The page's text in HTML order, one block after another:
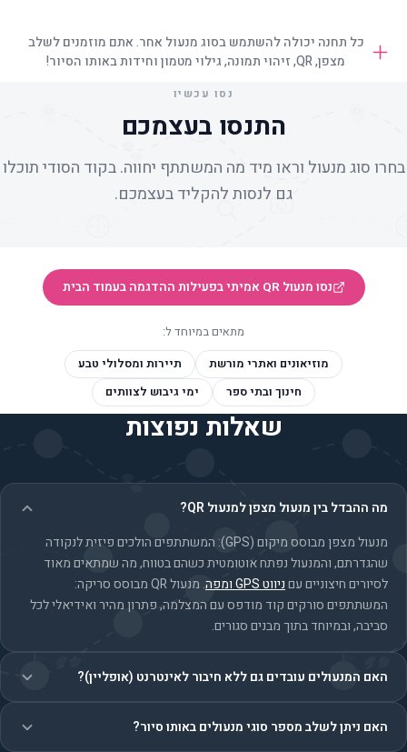
כל תחנה יכולה להשתמש בסוג מנעול אחר. אתם מוזמנים לשלב
מצפן, QR, זיהוי תמונה, גילוי מטמון וחידות באותו הסיור!
נסו עכשיו
התנסו בעצמכם
בחרו סוג מנעול וראו מיד מה המשתתף יחווה. בקוד הסודי תוכלו
גם לנסות להקליד בעצמכם.
נסו מנעול QR אמיתי בפעילות ההדגמה בעמוד הבית
מתאים במיוחד ל:
מוזיאונים ואתרי מורשת
תיירות ומסלולי טבע
חינוך ובתי ספר
ימי גיבוש לצוותים
שאלות נפוצות
מה ההבדל בין מנעול מצפן למנעול QR?
מנעול מצפן מבוסס מיקום (GPS): המשתתפים הולכים פיזית לנקודה
שהגדרתם, והמנעול נפתח אוטומטית כשהם בטווח, מה שמתאים מאוד
לסיורים חיצוניים עםניווט GPS ומפה
. מנעול QR מבוסס סריקה:
המשתתפים סורקים קוד מודפס עם המצלמה, פתרון מהיר ואידיאלי לכל
סביבה, ובמיוחד בתוך מבנים סגורים.
האם המנעולים עובדים גם ללא חיבור לאינטרנט (אופליין)?
האם ניתן לשלב מספר סוגי מנעולים באותו סיור?